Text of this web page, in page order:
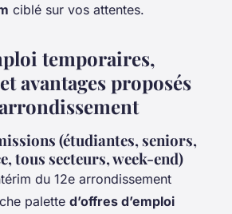
ciblé sur vos attentes.
temporaires,
avantages proposés
(étudiantes, seniors,
tous secteurs, week-end)
du 12e arrondissement
palette d’offres d’emploi